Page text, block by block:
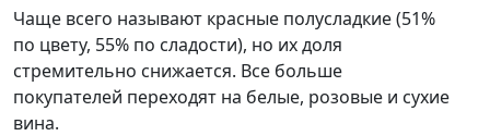
Чаще всего называют красные полусладкие (51%
по цвету, 55% по сладости), но их доля
стремительно снижается. Все больше
покупателей переходят на белые, розовые и сухие
вина.